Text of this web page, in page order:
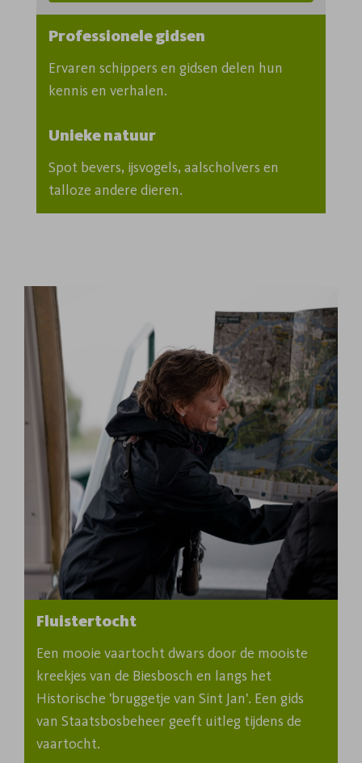
Professionele gidsen
Ervaren schippers en gidsen delen hun
kennis en verhalen.
Unieke natuur
Spot bevers, ijsvogels, aalscholvers en
talloze andere dieren.
Fluistertocht
Een mooie vaartocht dwars door de mooiste
kreekjes van de Biesbosch en langs het
Historische 'bruggetje van Sint Jan'. Een gids
van Staatsbosbeheer geeft uitleg tijdens de
vaartocht.